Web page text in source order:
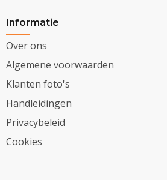
Informatie
Over ons
Algemene voorwaarden
Klanten foto's
Handleidingen
Privacybeleid
Cookies